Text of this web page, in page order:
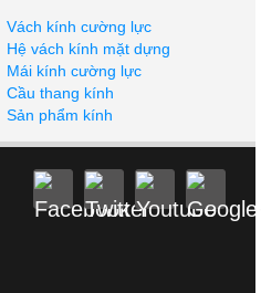
Vách kính cường lực
Hệ vách kính mặt dựng
Mái kính cường lực
Cầu thang kính
Sản phẩm kính